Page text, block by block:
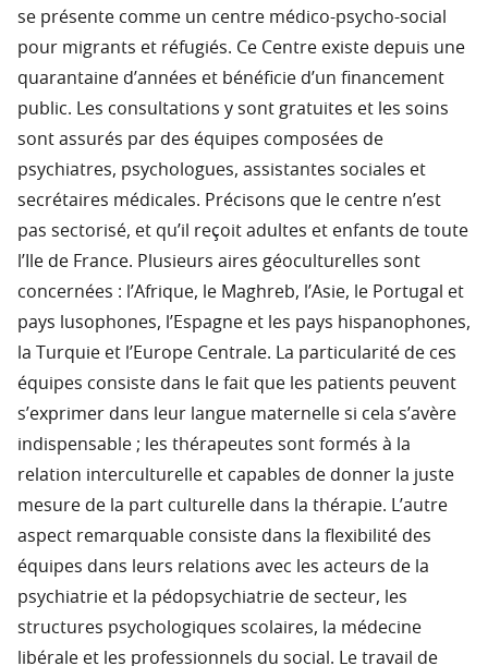
se présente comme un centre médico-psycho-social
pour migrants et réfugiés. Ce Centre existe depuis une
quarantaine d’années et bénéficie d’un financement
public. Les consultations y sont gratuites et les soins
sont assurés par des équipes composées de
psychiatres, psychologues, assistantes sociales et
secrétaires médicales. Précisons que le centre n’est
pas sectorisé, et qu’il reçoit adultes et enfants de toute
l’Ile de France. Plusieurs aires géoculturelles sont
concernées : l’Afrique, le Maghreb, l’Asie, le Portugal et
pays lusophones, l’Espagne et les pays hispanophones,
la Turquie et l’Europe Centrale. La particularité de ces
équipes consiste dans le fait que les patients peuvent
s’exprimer dans leur langue maternelle si cela s’avère
indispensable ; les thérapeutes sont formés à la
relation interculturelle et capables de donner la juste
mesure de la part culturelle dans la thérapie. L’autre
aspect remarquable consiste dans la flexibilité des
équipes dans leurs relations avec les acteurs de la
psychiatrie et la pédopsychiatrie de secteur, les
structures psychologiques scolaires, la médecine
libérale et les professionnels du social. Le travail de